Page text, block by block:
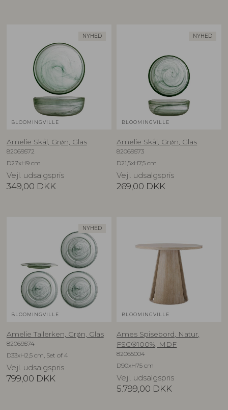
NYHED
BLOOMINGVILLE
Amelie Skål, Grøn, Glas
82069572
D27xH9 cm
Vejl. udsalgspris
349,00 DKK
NYHED
BLOOMINGVILLE
Amelie Skål, Grøn, Glas
82069573
D21,5xH7,5 cm
Vejl. udsalgspris
269,00 DKK
NYHED
BLOOMINGVILLE
Amelie Tallerken, Grøn, Glas
82069574
D33xH2,5 cm, Set of 4
Vejl. udsalgspris
799,00 DKK
BLOOMINGVILLE
Ames Spisebord, Natur,
FSC®100%, MDF
82065004
D90xH75 cm
Vejl. udsalgspris
5.799,00 DKK